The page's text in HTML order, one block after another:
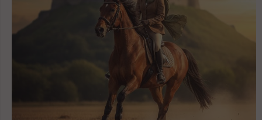
إيجابية للمستقبل أظهر طويقان مهارة عالية في توزيع الجهد، وهو عنصر أساسي في
سباقات المسافات المديدة على أرضية الرياض ...